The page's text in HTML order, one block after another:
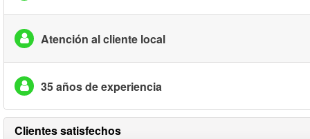
Atención al cliente local
35 años de experiencia
Clientes satisfechos